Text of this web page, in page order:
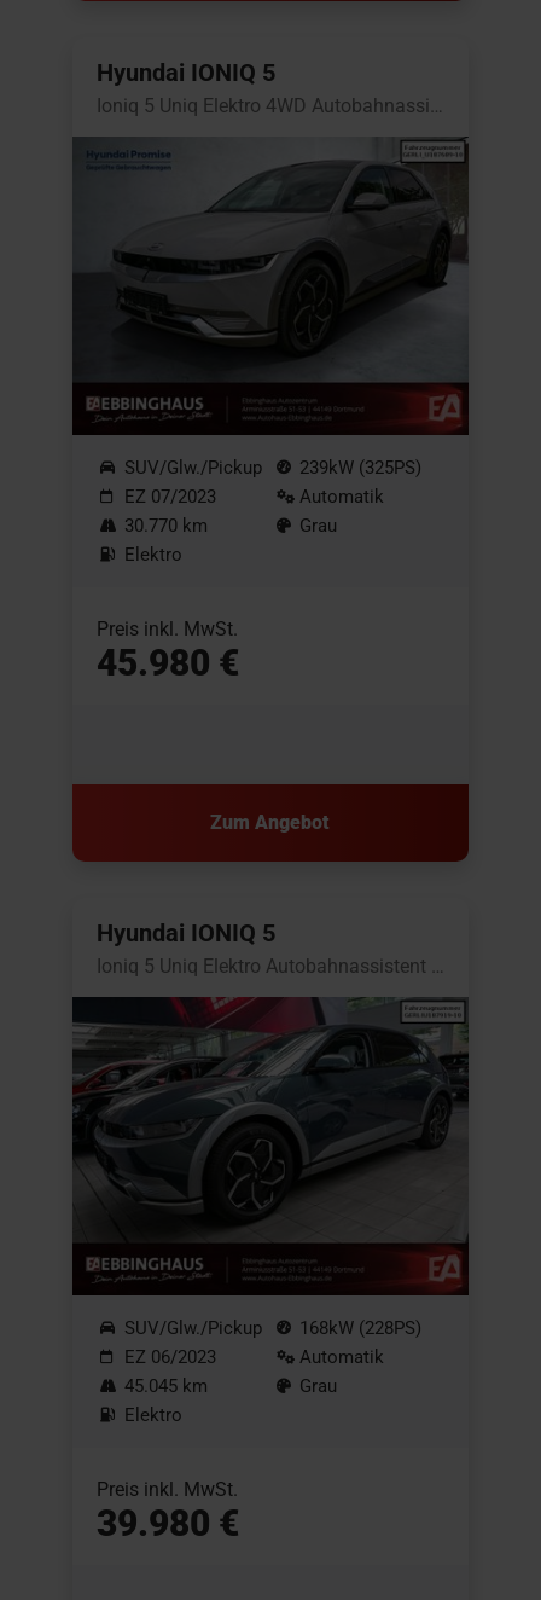
Hyundai IONIQ 5
Ioniq 5 Uniq Elektro 4WD Autobahnassistent
SUV/Glw./Pickup
EZ 07/2023
30.770 km
Elektro
239kW (325PS)
Automatik
Grau
Preis inkl. MwSt.
45.980 €
Zum Angebot
Hyundai IONIQ 5
Ioniq 5 Uniq Elektro Autobahnassistent BOSE
SUV/Glw./Pickup
EZ 06/2023
45.045 km
Elektro
168kW (228PS)
Automatik
Grau
Preis inkl. MwSt.
39.980 €